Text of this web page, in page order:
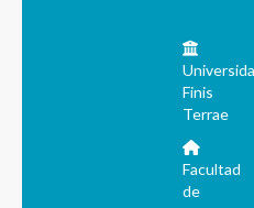
Finis
Terrae
Facultad
de